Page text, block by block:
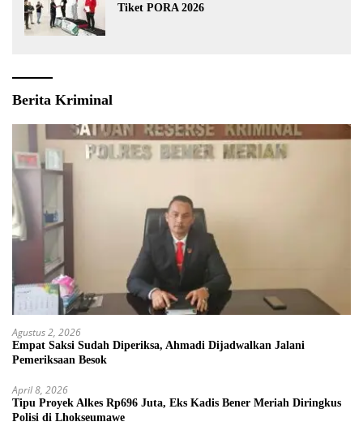
Tiket PORA 2026
Berita Kriminal
Agustus 2, 2026
Empat Saksi Sudah Diperiksa, Ahmadi Dijadwalkan Jalani
Pemeriksaan Besok
April 8, 2026
Tipu Proyek Alkes Rp696 Juta, Eks Kadis Bener Meriah Diringkus
Polisi di Lhokseumawe